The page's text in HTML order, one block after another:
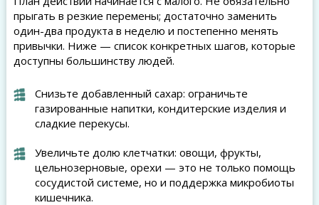
прыгать в резкие перемены; достаточно заменить
один-два продукта в неделю и постепенно менять
привычки. Ниже — список конкретных шагов, которые
доступны большинству людей.
Снизьте добавленный сахар: ограничьте
газированные напитки, кондитерские изделия и
сладкие перекусы.
Увеличьте долю клетчатки: овощи, фрукты,
цельнозерновые, орехи — это не только помощь
сосудистой системе, но и поддержка микробиоты
кишечника.